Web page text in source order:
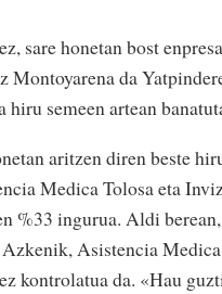
sare honetan bost
Montoyarena da
hiru semeen artean
aritzen diren beste
Medica Tolosa eta
%33 ingurua. Aldi
Asistencia
kontrolatua da. «Hau